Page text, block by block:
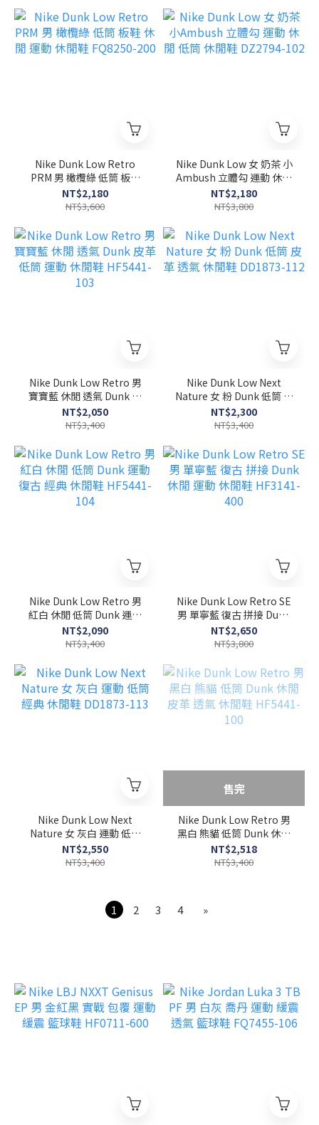
Nike Dunk Low Retro
PRM 男 橄欖綠 低筒 板鞋
休閒 運動 休閒鞋 FQ8250-
200
NT$2,180
NT$3,600
Nike Dunk Low 女 奶茶 小
Ambush 立體勾 運動 休閒
低筒 休閒鞋 DZ2794-102
NT$2,180
NT$3,800
Nike Dunk Low Retro 男
寶寶藍 休閒 透氣 Dunk 皮
革 低筒 運動 休閒鞋
HF5441-103
NT$2,050
NT$3,400
Nike Dunk Low Next
Nature 女 粉 Dunk 低筒 皮
革 透氣 休閒鞋 DD1873-
112
NT$2,300
NT$3,400
Nike Dunk Low Retro 男
紅白 休閒 低筒 Dunk 運動
復古 經典 休閒鞋 HF5441-
104
NT$2,090
NT$3,400
Nike Dunk Low Retro SE
男 單寧藍 復古 拼接 Dunk
休閒 運動 休閒鞋 HF3141-
400
NT$2,650
NT$3,800
Nike Dunk Low Next
Nature 女 灰白 運動 低筒
經典 休閒鞋 DD1873-113
NT$2,550
NT$3,400
售完
Nike Dunk Low Retro 男
黑白 熊貓 低筒 Dunk 休閒
皮革 透氣 休閒鞋 HF5441-
100
NT$2,518
NT$3,400
1 2 3 4 »